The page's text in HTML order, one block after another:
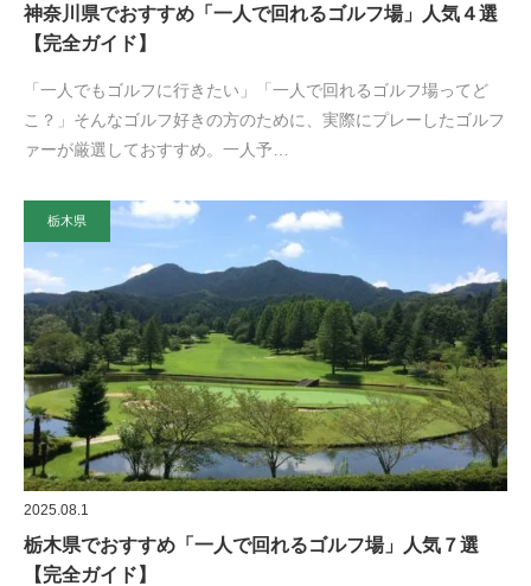
神奈川県でおすすめ「一人で回れるゴルフ場」人気４選
【完全ガイド】
「一人でもゴルフに行きたい」「一人で回れるゴルフ場ってど
こ？」そんなゴルフ好きの方のために、実際にプレーしたゴルフ
ァーが厳選しておすすめ。一人予…
栃木県
2025.08.1
栃木県でおすすめ「一人で回れるゴルフ場」人気７選
【完全ガイド】